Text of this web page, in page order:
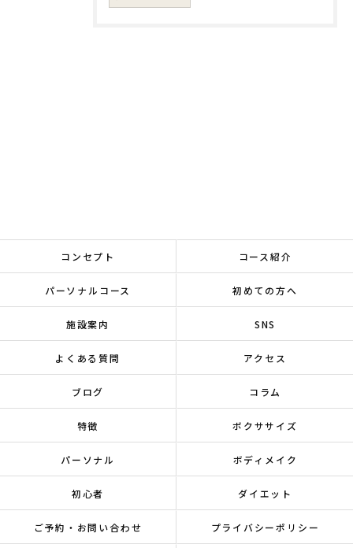
コンセプト コース紹介
パーソナルコース 初めての方へ
施設案内 SNS
よくある質問 アクセス
ブログ コラム
特徴 ボクササイズ
パーソナル ボディメイク
初心者 ダイエット
ご予約・お問い合わせ プライバシーポリシー